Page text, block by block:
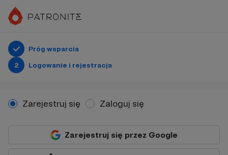
Próg wsparcia
2
Logowanie i rejestracja
Zarejestruj się Zaloguj się
Zarejestruj się przez Google